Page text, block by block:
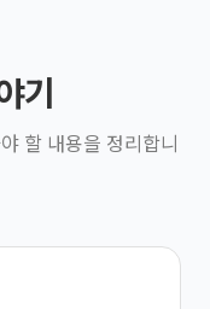
기
할 내용을 정리합니